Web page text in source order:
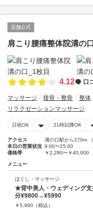
店舗公式
肩こり腰痛整体院溝の口
4.12 口
マッサージ 接骨・整骨 整体
リラクゼーションマッサージ
日祝OK 21時以降OK
アクセス
溝の口駅から270m （
本日の営業状況 9:00〜25:00
価格帯
￥2,280〜￥40,000
メニュー
ほぐし・マッサージ
★背中美人・ウェディング
分¥9800→¥5990
￥5,990 （税込）